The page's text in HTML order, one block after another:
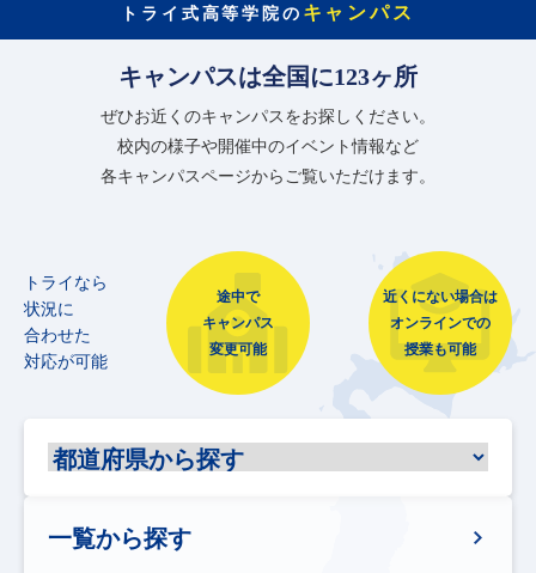
トライ式高等学院の キャンパス
キャンパスは全国に123ヶ所
ぜひお近くのキャンパスをお探しください。
校内の様子や開催中のイベント情報など
各キャンパスページからご覧いただけます。
トライなら
状況に
合わせた
対応が可能
途中で
キャンパス
変更可能
近くにない場合は
オンラインでの
授業も可能
一覧から探す